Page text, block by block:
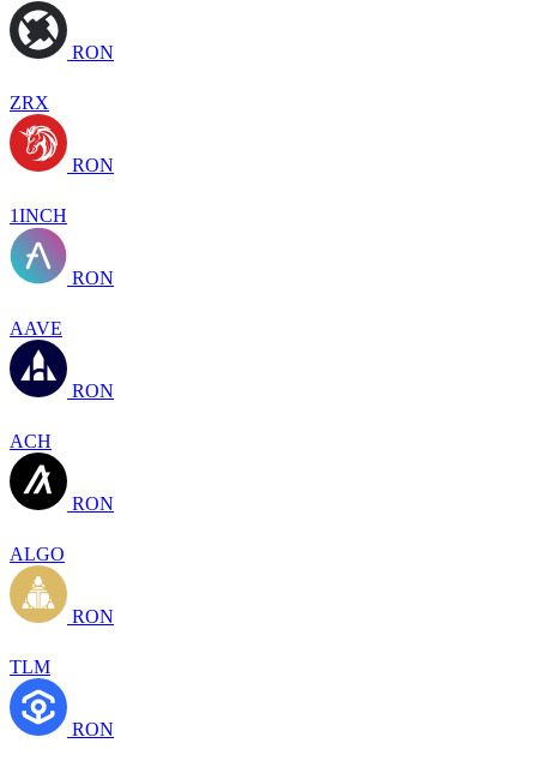
RON
ZRX
RON
1INCH
RON
AAVE
RON
ACH
RON
ALGO
RON
TLM
RON